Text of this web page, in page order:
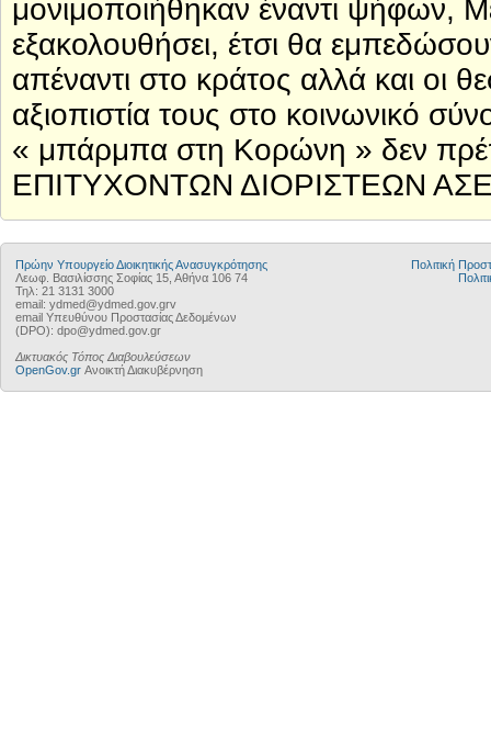
μονιμοποιήθηκαν έναντι ψήφων,
εξακολουθήσει, έτσι θα
απέναντι στο κράτος αλλά και οι
αξιοπιστία τους στο κοινωνικό
« μπάρμπα στη Κορώνη » δεν
ΕΠΙΤΥΧΟΝΤΩΝ ΔΙΟΡΙΣΤΕΩΝ
Πρώην Υπουργείο Διοικητικής Ανασυγκρότησης
Λεωφ. Βασιλίσσης Σοφίας 15, Αθήνα 106 74
Τηλ: 21 3131 3000
email: ydmed@ydmed.gov.grv
email Υπευθύνου Προστασίας Δεδομένων
(DPO): dpo@ydmed.gov.gr
Δικτυακός Τόπος Διαβουλεύσεων
OpenGov.gr Ανοικτή Διακυβέρνηση
Πολιτική